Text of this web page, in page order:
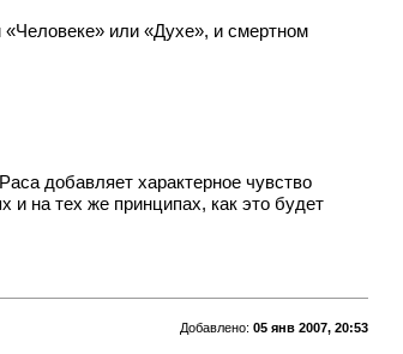
или «Духе», и смертном
добавляет характерное чувство
на тех же принципах, как это будет
Добавлено: 05 янв 2007, 20:53